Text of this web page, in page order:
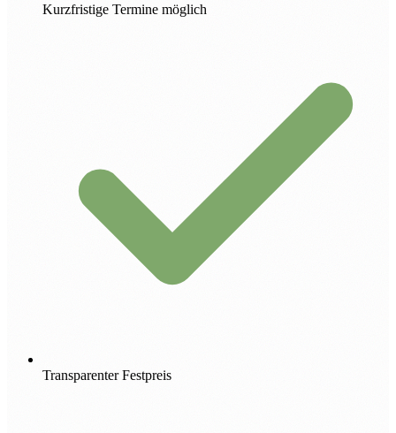
Kurzfristige Termine möglich
Transparenter Festpreis